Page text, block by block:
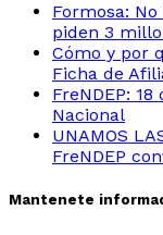
Formosa:
piden 3
Cómo y por
Ficha de
FreNDEP:
Nacional
UNAMOS
FreNDEP
Mantenete